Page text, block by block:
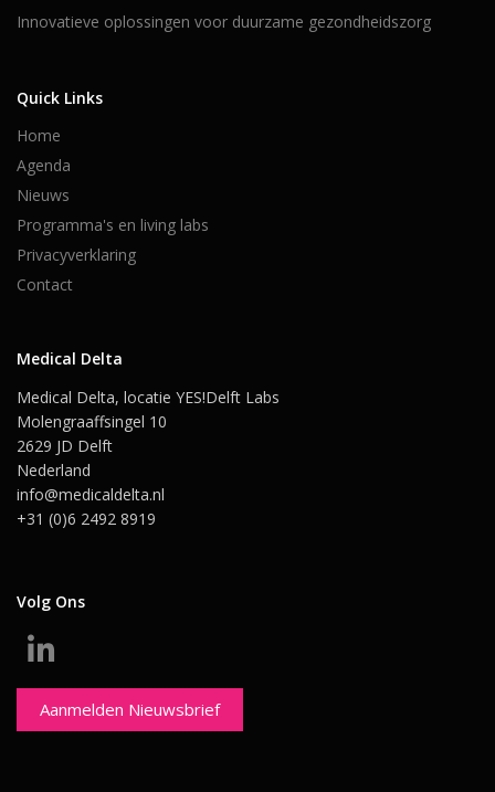
Innovatieve oplossingen voor duurzame gezondheidszorg
Quick Links
Home
Agenda
Nieuws
Programma's en living labs
Privacyverklaring
Contact
Medical Delta
Medical Delta, locatie YES!Delft Labs
Molengraaffsingel 10
2629 JD Delft
Nederland
info@medicaldelta.nl
+31 (0)6 2492 8919
Volg Ons
Aanmelden Nieuwsbrief